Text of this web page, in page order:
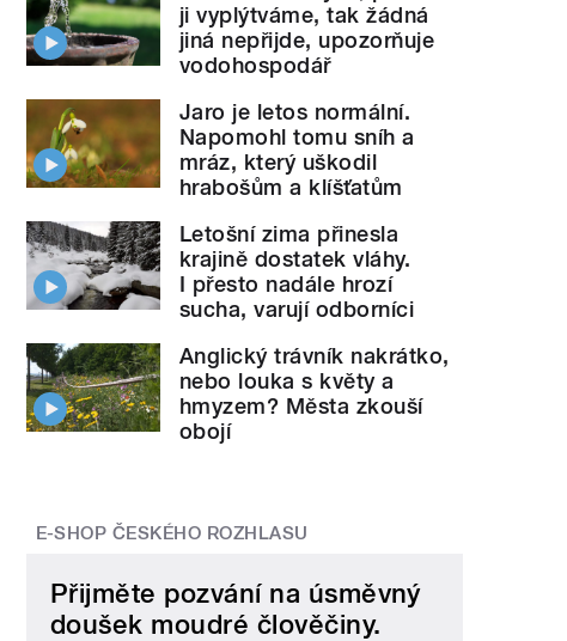
ji vyplýtváme, tak žádná
jiná nepřijde, upozorňuje
vodohospodář
Jaro je letos normální.
Napomohl tomu sníh a
mráz, který uškodil
hrabošům a klíšťatům
Letošní zima přinesla
krajině dostatek vláhy.
I přesto nadále hrozí
sucha, varují odborníci
Anglický trávník nakrátko,
nebo louka s květy a
hmyzem? Města zkouší
obojí
E-SHOP ČESKÉHO ROZHLASU
Přijměte pozvání na úsměvný
doušek moudré člověčiny.